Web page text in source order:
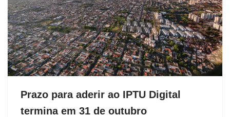
Prazo para aderir ao IPTU Digital
termina em 31 de outubro